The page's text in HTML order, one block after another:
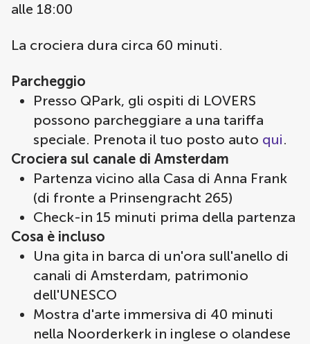
alle 18:00
La crociera dura circa 60 minuti.
Parcheggio
Presso QPark, gli ospiti di LOVERS
possono parcheggiare a una tariffa
speciale. Prenota il tuo posto auto qui.
Crociera sul canale di Amsterdam
Partenza vicino alla Casa di Anna Frank
(di fronte a Prinsengracht 265)
Check-in 15 minuti prima della partenza
Cosa è incluso
Una gita in barca di un'ora sull'anello di
canali di Amsterdam, patrimonio
dell'UNESCO
Mostra d'arte immersiva di 40 minuti
nella Noorderkerk in inglese o olandese